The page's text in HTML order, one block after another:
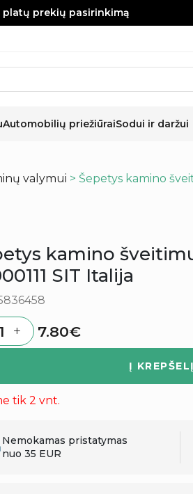
platų prekių pasirinkimą
Automobilių priežiūraiSodui ir daržui
valymui > Šepetys kamino
kamino
SIT Italija
Quantity
+ 7.80€
Į KREPŠELĮ
tik 2 vnt.
Nemokamas pristatymas
nuo 35 EUR